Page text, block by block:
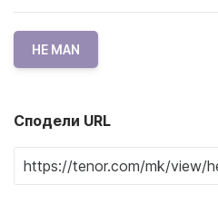
HE MAN
Сподели URL